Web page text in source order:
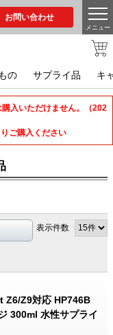
お問い合わせ
メニュー
の サプライ品 キ
入いただけません。（202
ご購入ください
表示件数
Z6/Z9対応 HP746B
300ml 水性サプライ